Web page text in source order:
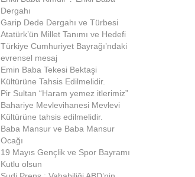
Dergahı
Garip Dede Dergahı ve Türbesi
Atatürk’ün Millet Tanımı ve Hedefi
Türkiye Cumhuriyet Bayrağı’ndaki
evrensel mesaj
Emin Baba Tekesi Bektaşi
Kültürüne Tahsis Edilmelidir.
Pir Sultan “Haram yemez itlerimiz”
Bahariye Mevlevihanesi Mevlevi
Kültürüne tahsis edilmelidir.
Baba Mansur ve Baba Mansur
Ocağı
19 Mayıs Gençlik ve Spor Bayramı
Kutlu olsun